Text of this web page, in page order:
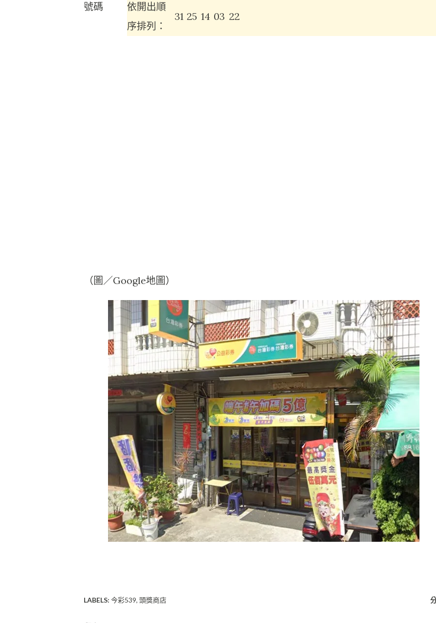
號碼
依開出順
序排列：
31 25 14 03 22
（圖／Google地圖）
LABELS: 今彩539 頭獎商店